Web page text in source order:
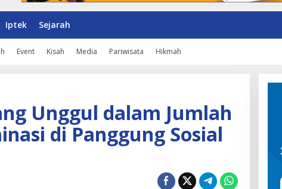
Iptek Sejarah
Event Kisah Media Pariwisata Hikmah
Unggul dalam Jumlah
di Panggung Sosial